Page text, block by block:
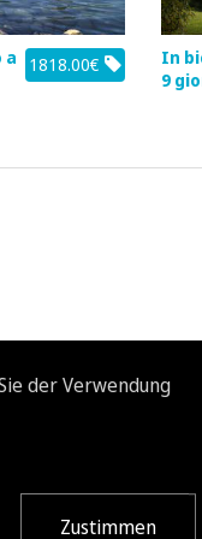
1818.00€
a
In
9
der Verwendung
Zustimmen